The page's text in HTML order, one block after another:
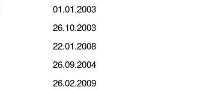
01.01.2003
26.10.2003
22.01.2008
26.09.2004
26.02.2009